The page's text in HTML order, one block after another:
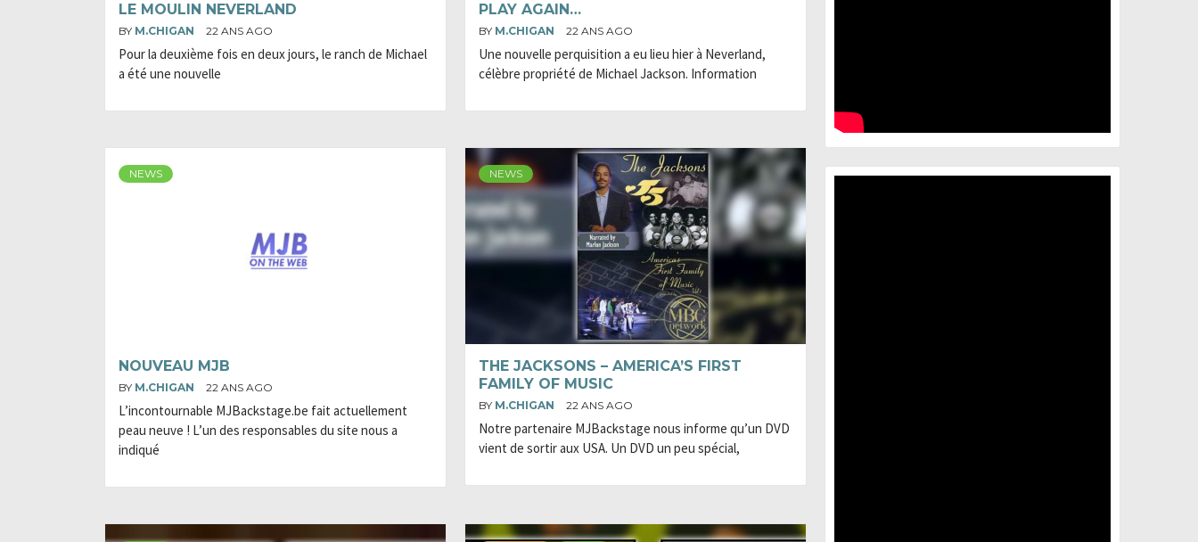
LE MOULIN NEVERLAND
BY M.CHIGAN 22 ANS AGO
Pour la deuxième fois en deux jours, le ranch de Michael
a été une nouvelle
PLAY AGAIN…
BY M.CHIGAN 22 ANS AGO
Une nouvelle perquisition a eu lieu hier à Neverland,
célèbre propriété de Michael Jackson. Information
NEWS
NOUVEAU MJB
BY M.CHIGAN 22 ANS AGO
L’incontournable MJBackstage.be fait actuellement
peau neuve ! L’un des responsables du site nous a
indiqué
NEWS
THE JACKSONS – AMERICA’S FIRST
FAMILY OF MUSIC
BY M.CHIGAN 22 ANS AGO
Notre partenaire MJBackstage nous informe qu’un DVD
vient de sortir aux USA. Un DVD un peu spécial,